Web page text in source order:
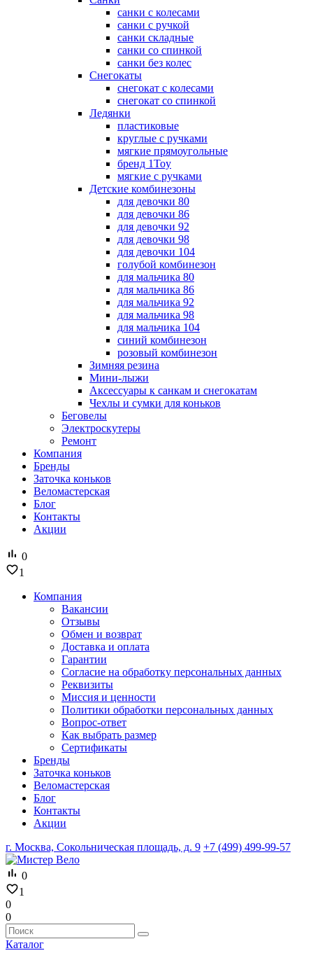
санки с колесами
санки с ручкой
санки складные
санки со спинкой
санки без колес
Снегокаты
снегокат с колесами
снегокат со спинкой
Ледянки
пластиковые
круглые с ручками
мягкие прямоугольные
бренд 1Toy
мягкие с ручками
Детские комбинезоны
для девочки 80
для девочки 86
для девочки 92
для девочки 98
для девочки 104
голубой комбинезон
для мальчика 80
для мальчика 86
для мальчика 92
для мальчика 98
для мальчика 104
синий комбинезон
розовый комбинезон
Зимняя резина
Мини-лыжи
Аксессуары к санкам и снегокатам
Чехлы и сумки для коньков
Беговелы
Электроскутеры
Ремонт
Компания
Бренды
Заточка коньков
Веломастерская
Блог
Контакты
Акции
0
1
Компания
Вакансии
Отзывы
Обмен и возврат
Доставка и оплата
Гарантии
Согласие на обработку персональных данных
Реквизиты
Миссия и ценности
Политики обработки персональных данных
Вопрос-ответ
Как выбрать размер
Сертификаты
Бренды
Заточка коньков
Веломастерская
Блог
Контакты
Акции
г. Москва, Сокольническая площадь, д. 9 +7 (499) 499-99-57
0
1
0
0
Каталог